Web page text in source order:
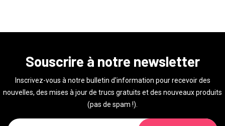
Souscrire à notre newsletter
Inscrivez-vous à notre bulletin d'information pour recevoir des
nouvelles, des mises à jour de trucs gratuits et des nouveaux produits
(pas de spam !).